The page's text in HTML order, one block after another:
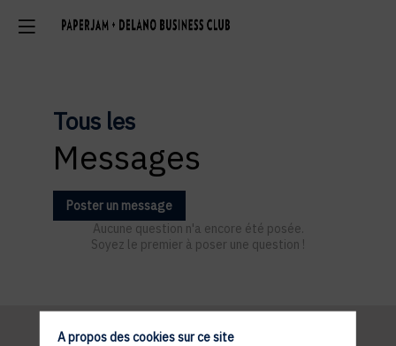
Tous les
Messages
Poster un message
Aucune question n'a encore été posée.
Soyez le premier à poser une question !
A propos des cookies sur ce site